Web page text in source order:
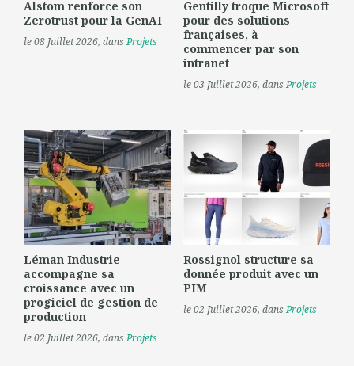
Alstom renforce son
Zerotrust pour la GenAI
le 08 Juillet 2026, dansProjets
Gentilly troque Microsoft
pour des solutions
françaises, à
commencer par son
intranet
le 03 Juillet 2026, dansProjets
Léman Industrie
accompagne sa
croissance avec un
progiciel de gestion de
production
le 02 Juillet 2026, dansProjets
Rossignol structure sa
donnée produit avec un
PIM
le 02 Juillet 2026, dansProjets